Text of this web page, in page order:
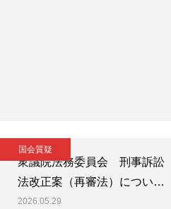
国会質疑
衆議院法務委員会 刑事訴訟
法改正案（再審法）につい…
2026.05.29